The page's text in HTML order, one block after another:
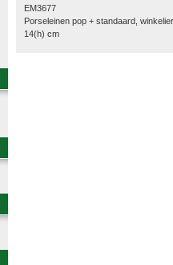
EM3677
Porseleinen pop + standaard, winkelier
14(h) cm